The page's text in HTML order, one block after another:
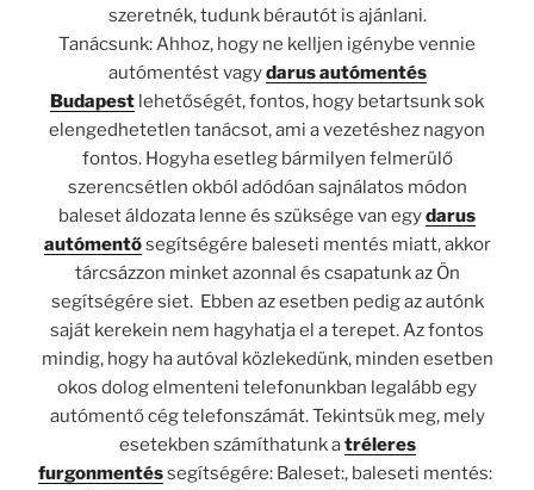
szeretnék, tudunk bérautót is ajánlani.
Tanácsunk: Ahhoz, hogy ne kelljen igénybe vennie
autómentést vagydarus autómentés
Budapest lehetőségét, fontos, hogy betartsunk sok
elengedhetetlen tanácsot, ami a vezetéshez nagyon
fontos. Hogyha esetleg bármilyen felmerülő
szerencsétlen okból adódóan sajnálatos módon
baleset áldozata lenne és szüksége van egydarus
autómentősegítségére baleseti mentés miatt, akkor
tárcsázzon minket azonnal és csapatunk az Ön
segítségére siet. Ebben az esetben pedig az autónk
saját kerekein nem hagyhatja el a terepet. Az fontos
mindig, hogy ha autóval közlekedünk, minden esetben
okos dolog elmenteni telefonunkban legalább egy
autómentő cég telefonszámát. Tekintsük meg, mely
esetekben számíthatunk atréleres
furgonmentéssegítségére: Baleset:, baleseti mentés: